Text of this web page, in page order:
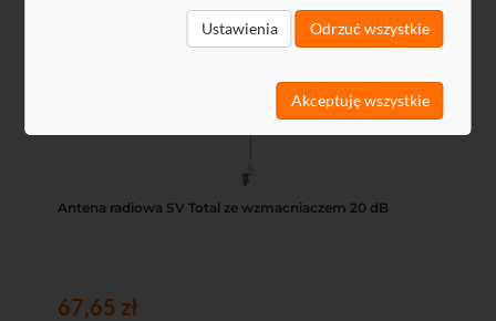
Ustawienia Odrzuć wszystkie
Akceptuję wszystkie
Antena radiowa SV Total ze wzmacniaczem 20 dB
67,65 zł